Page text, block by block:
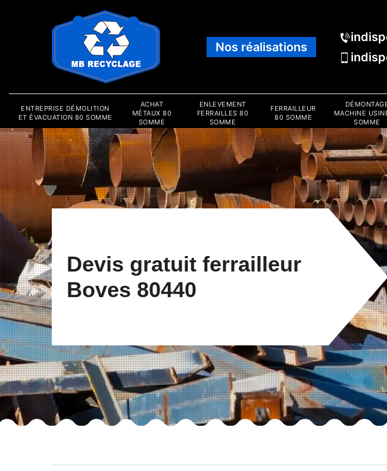
Nos réalisations
ENTREPRISE DÉMOLITION
ET ÉVACUATION 80 SOMME
ACHAT
MÉTAUX 80
SOMME
ENLEVEMENT
FERRAILLES 80
SOMME
FERRAILLEUR
80 SOMME
MACHINE
SOMME
Devis gratuit ferrailleur
Boves 80440